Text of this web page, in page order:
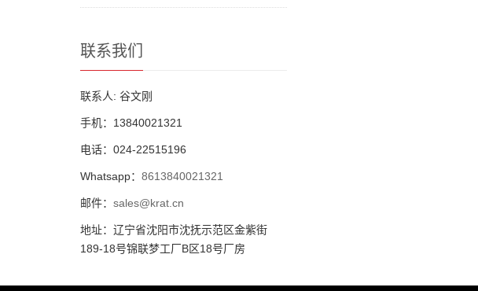
联系我们
联系人: 谷文刚
手机：13840021321
电话：024-22515196
Whatsapp： 8613840021321
邮件： sales@krat.cn
地址：辽宁省沈阳市沈抚示范区金紫街
189-18号锦联梦工厂B区18号厂房